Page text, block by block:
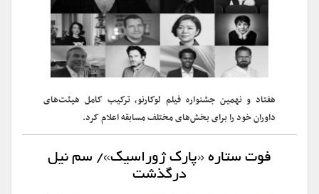
هفتاد و نهمین جشنواره فیلم لوکارنو، ترکیب کامل هیئت‌های
داوران خود را برای بخش‌های مختلف مسابقه اعلام کرد.
فوت ستاره «پارک ژوراسیک»/ سم نیل
درگذشت